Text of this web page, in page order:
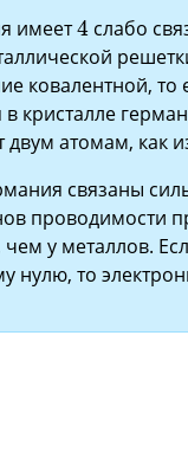
имеет4
4 слабо
ковалентной,
в кристалле
атомам, как
связаны
проводимости
у металлов.
нулю, то